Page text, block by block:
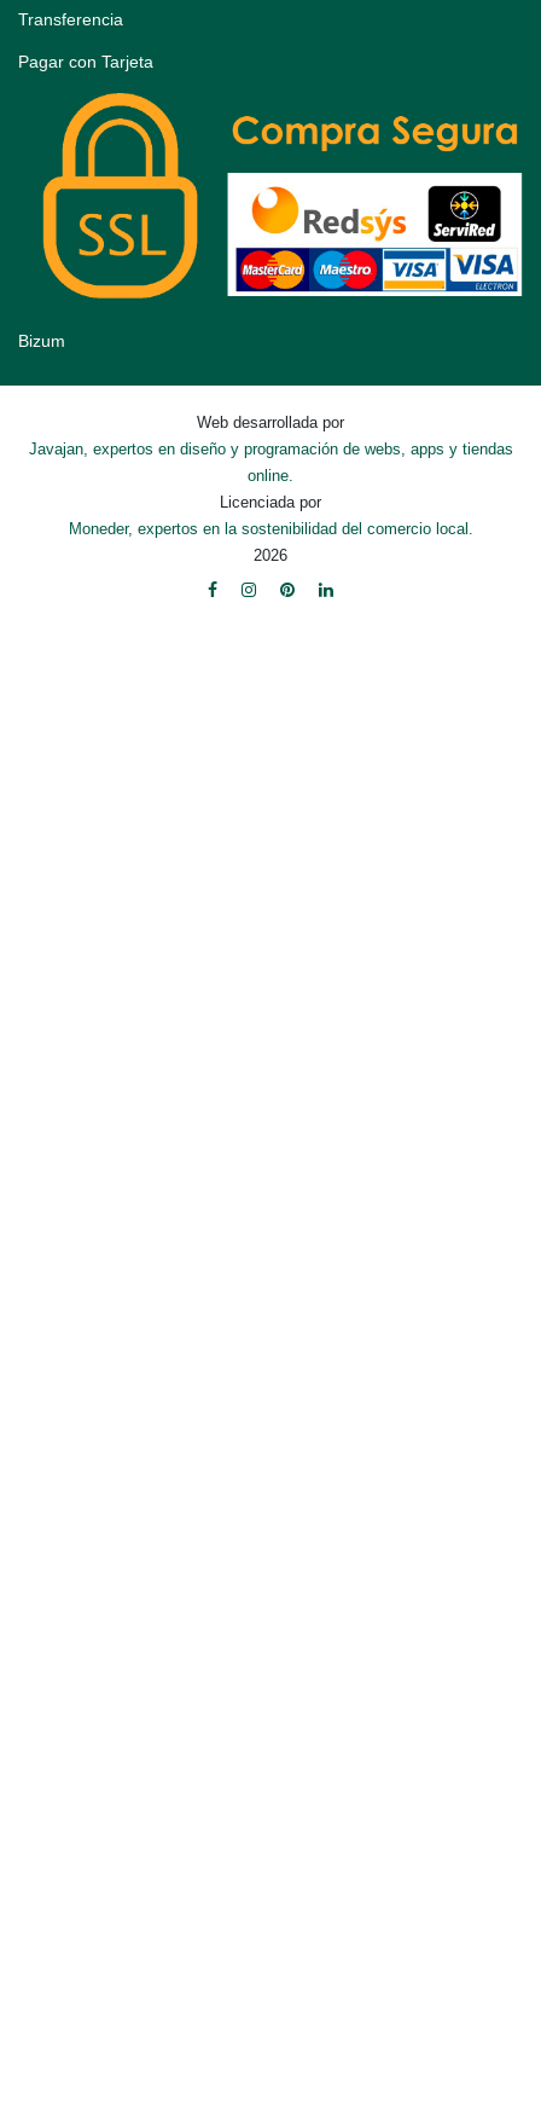
Transferencia
Pagar con Tarjeta
Bizum
Web desarrollada por
Javajan, expertos en diseño y programación de webs, apps y tiendas
online.
Licenciada por
Moneder, expertos en la sostenibilidad del comercio local.
2026